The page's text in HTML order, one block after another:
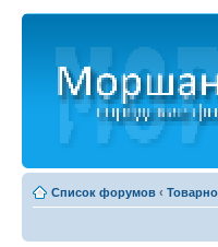
Список форумов ‹